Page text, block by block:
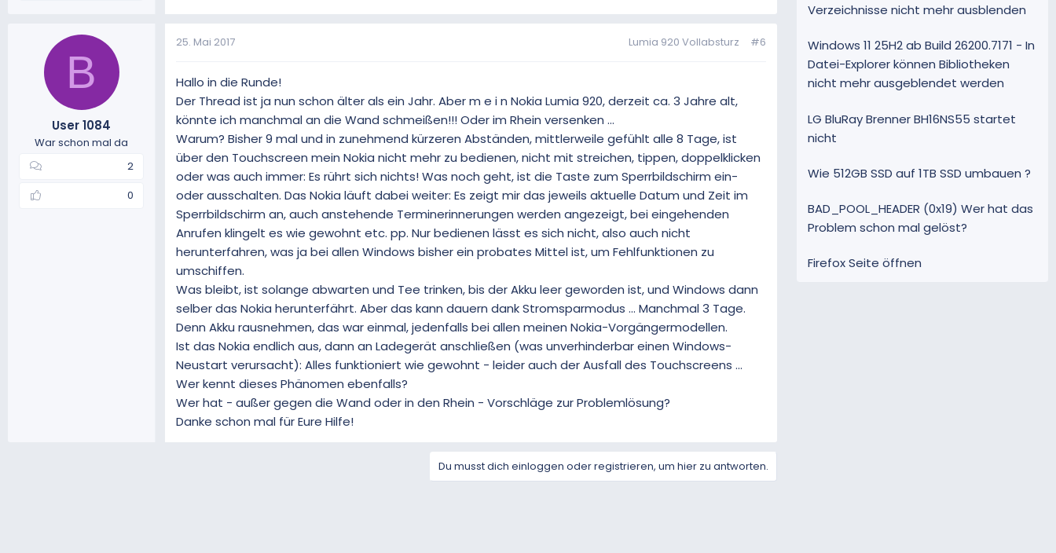
B
User 1084
War schon mal da
2
0
25. Mai 2017 Lumia 920 Vollabsturz #6
Hallo in die Runde!
Der Thread ist ja nun schon älter als ein Jahr. Aber m e i n Nokia Lumia 920, derzeit ca. 3 Jahre alt,
könnte ich manchmal an die Wand schmeißen!!! Oder im Rhein versenken ...
Warum? Bisher 9 mal und in zunehmend kürzeren Abständen, mittlerweile gefühlt alle 8 Tage, ist
über den Touchscreen mein Nokia nicht mehr zu bedienen, nicht mit streichen, tippen, doppelklicken
oder was auch immer: Es rührt sich nichts! Was noch geht, ist die Taste zum Sperrbildschirm ein-
oder ausschalten. Das Nokia läuft dabei weiter: Es zeigt mir das jeweils aktuelle Datum und Zeit im
Sperrbildschirm an, auch anstehende Terminerinnerungen werden angezeigt, bei eingehenden
Anrufen klingelt es wie gewohnt etc. pp. Nur bedienen lässt es sich nicht, also auch nicht
herunterfahren, was ja bei allen Windows bisher ein probates Mittel ist, um Fehlfunktionen zu
umschiffen.
Was bleibt, ist solange abwarten und Tee trinken, bis der Akku leer geworden ist, und Windows dann
selber das Nokia herunterfährt. Aber das kann dauern dank Stromsparmodus ... Manchmal 3 Tage.
Denn Akku rausnehmen, das war einmal, jedenfalls bei allen meinen Nokia-Vorgängermodellen.
Ist das Nokia endlich aus, dann an Ladegerät anschließen (was unverhinderbar einen Windows-
Neustart verursacht): Alles funktioniert wie gewohnt - leider auch der Ausfall des Touchscreens ...
Wer kennt dieses Phänomen ebenfalls?
Wer hat - außer gegen die Wand oder in den Rhein - Vorschläge zur Problemlösung?
Danke schon mal für Eure Hilfe!
Du musst dich einloggen oder registrieren, um hier zu antworten.
Verzeichnisse nicht mehr ausblenden
Windows 11 25H2 ab Build 26200.7171 - In
Datei-Explorer können Bibliotheken
nicht mehr ausgeblendet werden
LG BluRay Brenner BH16NS55 startet
nicht
Wie 512GB SSD auf 1TB SSD umbauen ?
BAD_POOL_HEADER (0x19) Wer hat das
Problem schon mal gelöst?
Firefox Seite öffnen